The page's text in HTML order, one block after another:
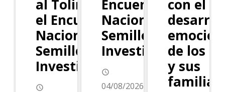
al Tolima en
el Encuentro
Nacional de
Semilleros de
Investigación
access_time
Encuentro
Nacional de
Semilleros de
Investigación
access_time
04/08/2026
con el
de los
y sus
familias